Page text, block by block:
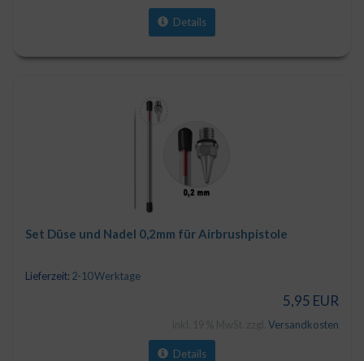
Details
Set Düse und Nadel 0,2mm für Airbrushpistole
Lieferzeit: 2-10 Werktage
5,95 EUR
Versandkosten
Details